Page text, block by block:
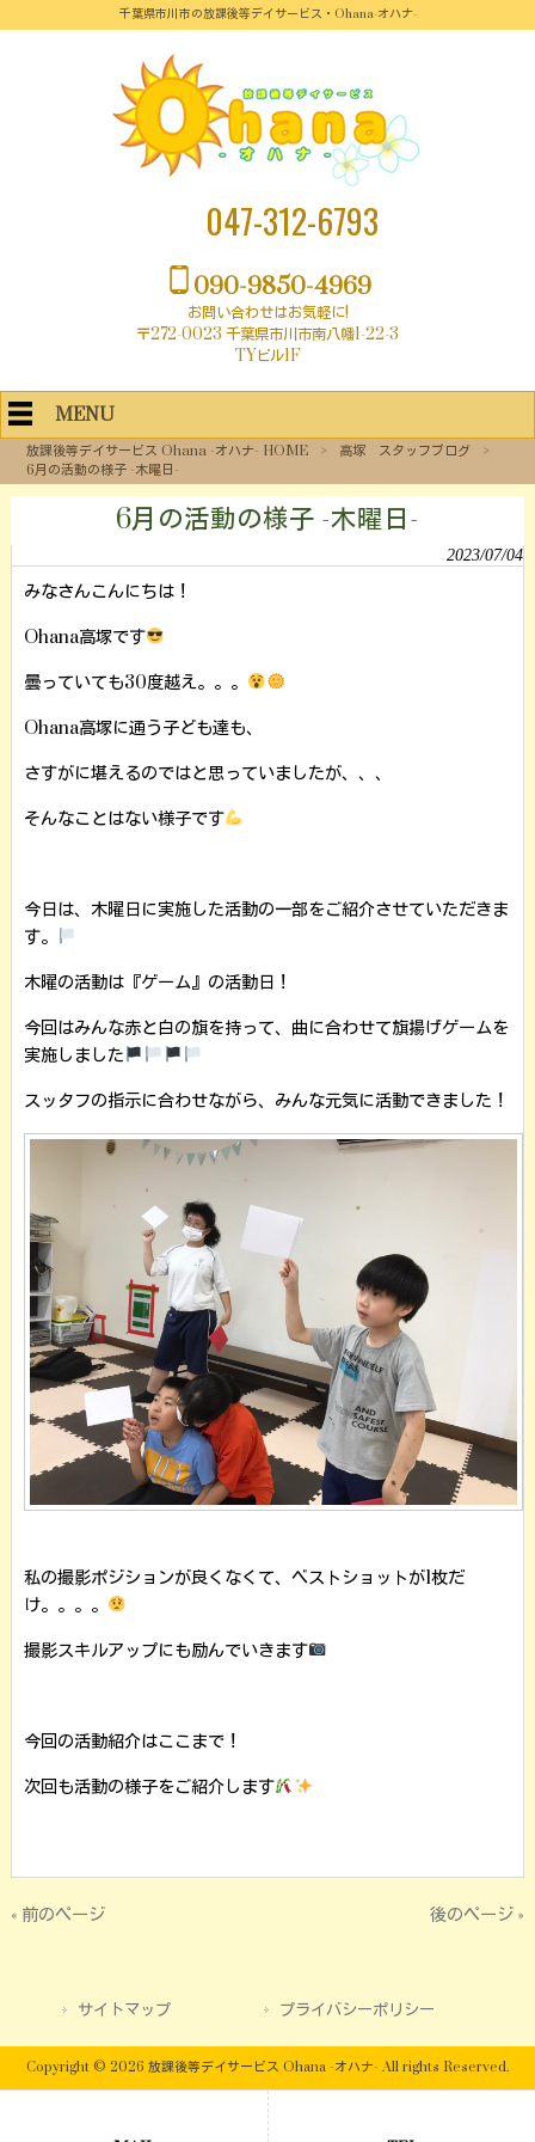
千葉県市川市の放課後等デイサービス・Ohana-オハナ-
047-312-6793
090-9850-4969
お問い合わせはお気軽に!
〒272-0023 千葉県市川市南八幡1-22-3
TYビル1F
MENU
放課後等デイサービス Ohana -オハナ- HOME > 高塚 スタッフブログ
>
6月の活動の様子 -木曜日-
6月の活動の様子 -木曜日-
2023/07/04
みなさんこんにちは！
Ohana高塚です
曇っていても30度越え。。。
Ohana高塚に通う子ども達も、
さすがに堪えるのではと思っていましたが、、、
そんなことはない様子です
今日は、木曜日に実施した活動の一部をご紹介させていただきま
す。
木曜の活動は『ゲーム』の活動日！
今回はみんな赤と白の旗を持って、曲に合わせて旗揚げゲームを
実施しました
スッタフの指示に合わせながら、みんな元気に活動できました！
私の撮影ポジションが良くなくて、ベストショットが1枚だ
け。。。。
撮影スキルアップにも励んでいきます
今回の活動紹介はここまで！
次回も活動の様子をご紹介します
« 前のページ 後のページ »
サイトマップ プライバシーポリシー
Copyright © 2026 放課後等デイサービス Ohana -オハナ- All rights Reserved.